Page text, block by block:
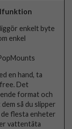
enkelt byte
enkel
en hand, ta
Det
format och
så du slipper
flesta enheter
vattentäta